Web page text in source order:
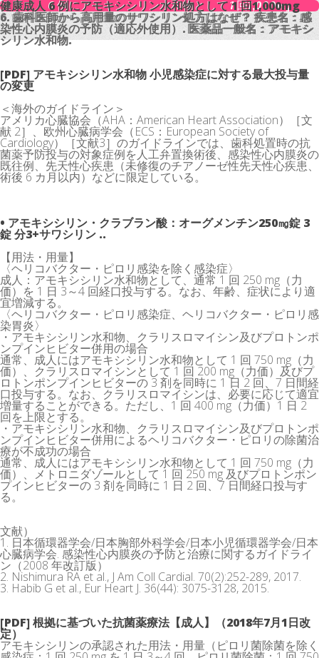
健康成人 6 例にアモキシシリン水和物として 1 回1,000mg
6. 歯科医師から高用量のサワシリン処方はなぜ？ 疾患名：感
染性心内膜炎の予防（適応外使用）. 医薬品一般名：アモキシ
シリン水和物.
[PDF] アモキシシリン水和物 小児感染症に対する最大投与量
の変更
＜海外のガイドライン＞
アメリカ心臓協会（AHA：American Heart Association）［文
献 2］、欧州心臓病学会（ECS：European Society of
Cardiology）［文献3］のガイドラインでは、歯科処置時の抗
菌薬予防投与の対象症例を人工弁置換術後、感染性心内膜炎の
既往例、先天性心疾患（未修復のチアノーゼ性先天性心疾患、
術後 6 カ月以内）などに限定している。
• アモキシシリン・クラブラン酸：オーグメンチン250㎎錠 3
錠 分3+サワシリン ..
【用法・用量】
〈ヘリコバクター・ピロリ感染を除く感染症〉
成人：アモキシシリン水和物として、通常 1 回 250 mg（力
価）を 1 日 3～4 回経口投与する。なお、年齢、症状により適
宜増減する。
〈ヘリコバクター・ピロリ感染症、ヘリコバクター・ピロリ感
染胃炎〉
・アモキシシリン水和物、クラリスロマイシン及びプロトンポ
ンプインヒビター併用の場合
通常、成人にはアモキシシリン水和物として 1 回 750 mg（力
価）、クラリスロマイシンとして 1 回 200 mg（力価）及びプ
ロトンポンプインヒビターの 3 剤を同時に 1 日 2 回、7 日間経
口投与する。なお、クラリスロマイシンは、必要に応じて適宜
増量することができる。ただし、1 回 400 mg（力価）1 日 2
回を上限とする。
・アモキシシリン水和物、クラリスロマイシン及びプロトンポ
ンプインヒビター併用によるヘリコバクター・ピロリの除菌治
療が不成功の場合
通常、成人にはアモキシシリン水和物として 1 回 750 mg（力
価）、メトロニダゾールとして 1 回 250 mg 及びプロトンポン
プインヒビターの 3 剤を同時に 1 日 2 回、7 日間経口投与す
る。
文献）
1. 日本循環器学会/日本胸部外科学会/日本小児循環器学会/日本
心臓病学会. 感染性心内膜炎の予防と治療に関するガイドライ
ン（2008 年改訂版）
2. Nishimura RA et al., J Am Coll Cardial. 70(2):252-289, 2017.
3. Habib G et al., Eur Heart J. 36(44): 3075-3128, 2015.
[PDF] 根拠に基づいた抗菌薬療法【成人】（2018年7月1日改
定）
アモキシシリンの承認された用法・用量（ピロリ菌除菌を除く
健康成人 6 例にアモキシシリン水和物として 1 回1,000mg
6. 歯科医師から高用量のサワシリン処方はなぜ？ 疾患名：感
染性心内膜炎の予防（適応外使用）. 医薬品一般名：アモキシ
シリン水和物.